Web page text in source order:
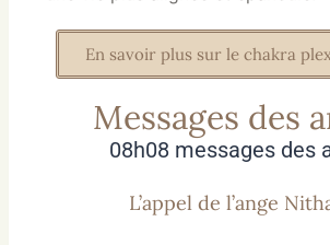
En savoir plus sur le chakra
Messages des
08h08 messages des
L’appel de l’ange